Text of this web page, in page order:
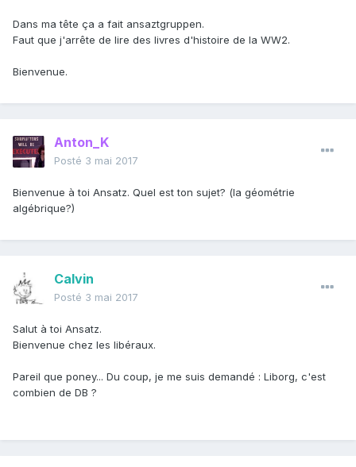
Dans ma tête ça a fait ansaztgruppen.
Faut que j'arrête de lire des livres d'histoire de la WW2.
Bienvenue.
Anton_K
Posté 3 mai 2017
Bienvenue à toi Ansatz. Quel est ton sujet? (la géométrie
algébrique?)
Calvin
Posté 3 mai 2017
Salut à toi Ansatz.
Bienvenue chez les libéraux.
Pareil que poney... Du coup, je me suis demandé : Liborg, c'est
combien de DB ?